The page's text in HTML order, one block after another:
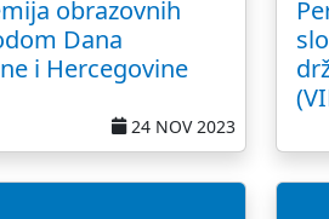
obrazovnih
Dana
i Hercegovine
24 NOV 2023